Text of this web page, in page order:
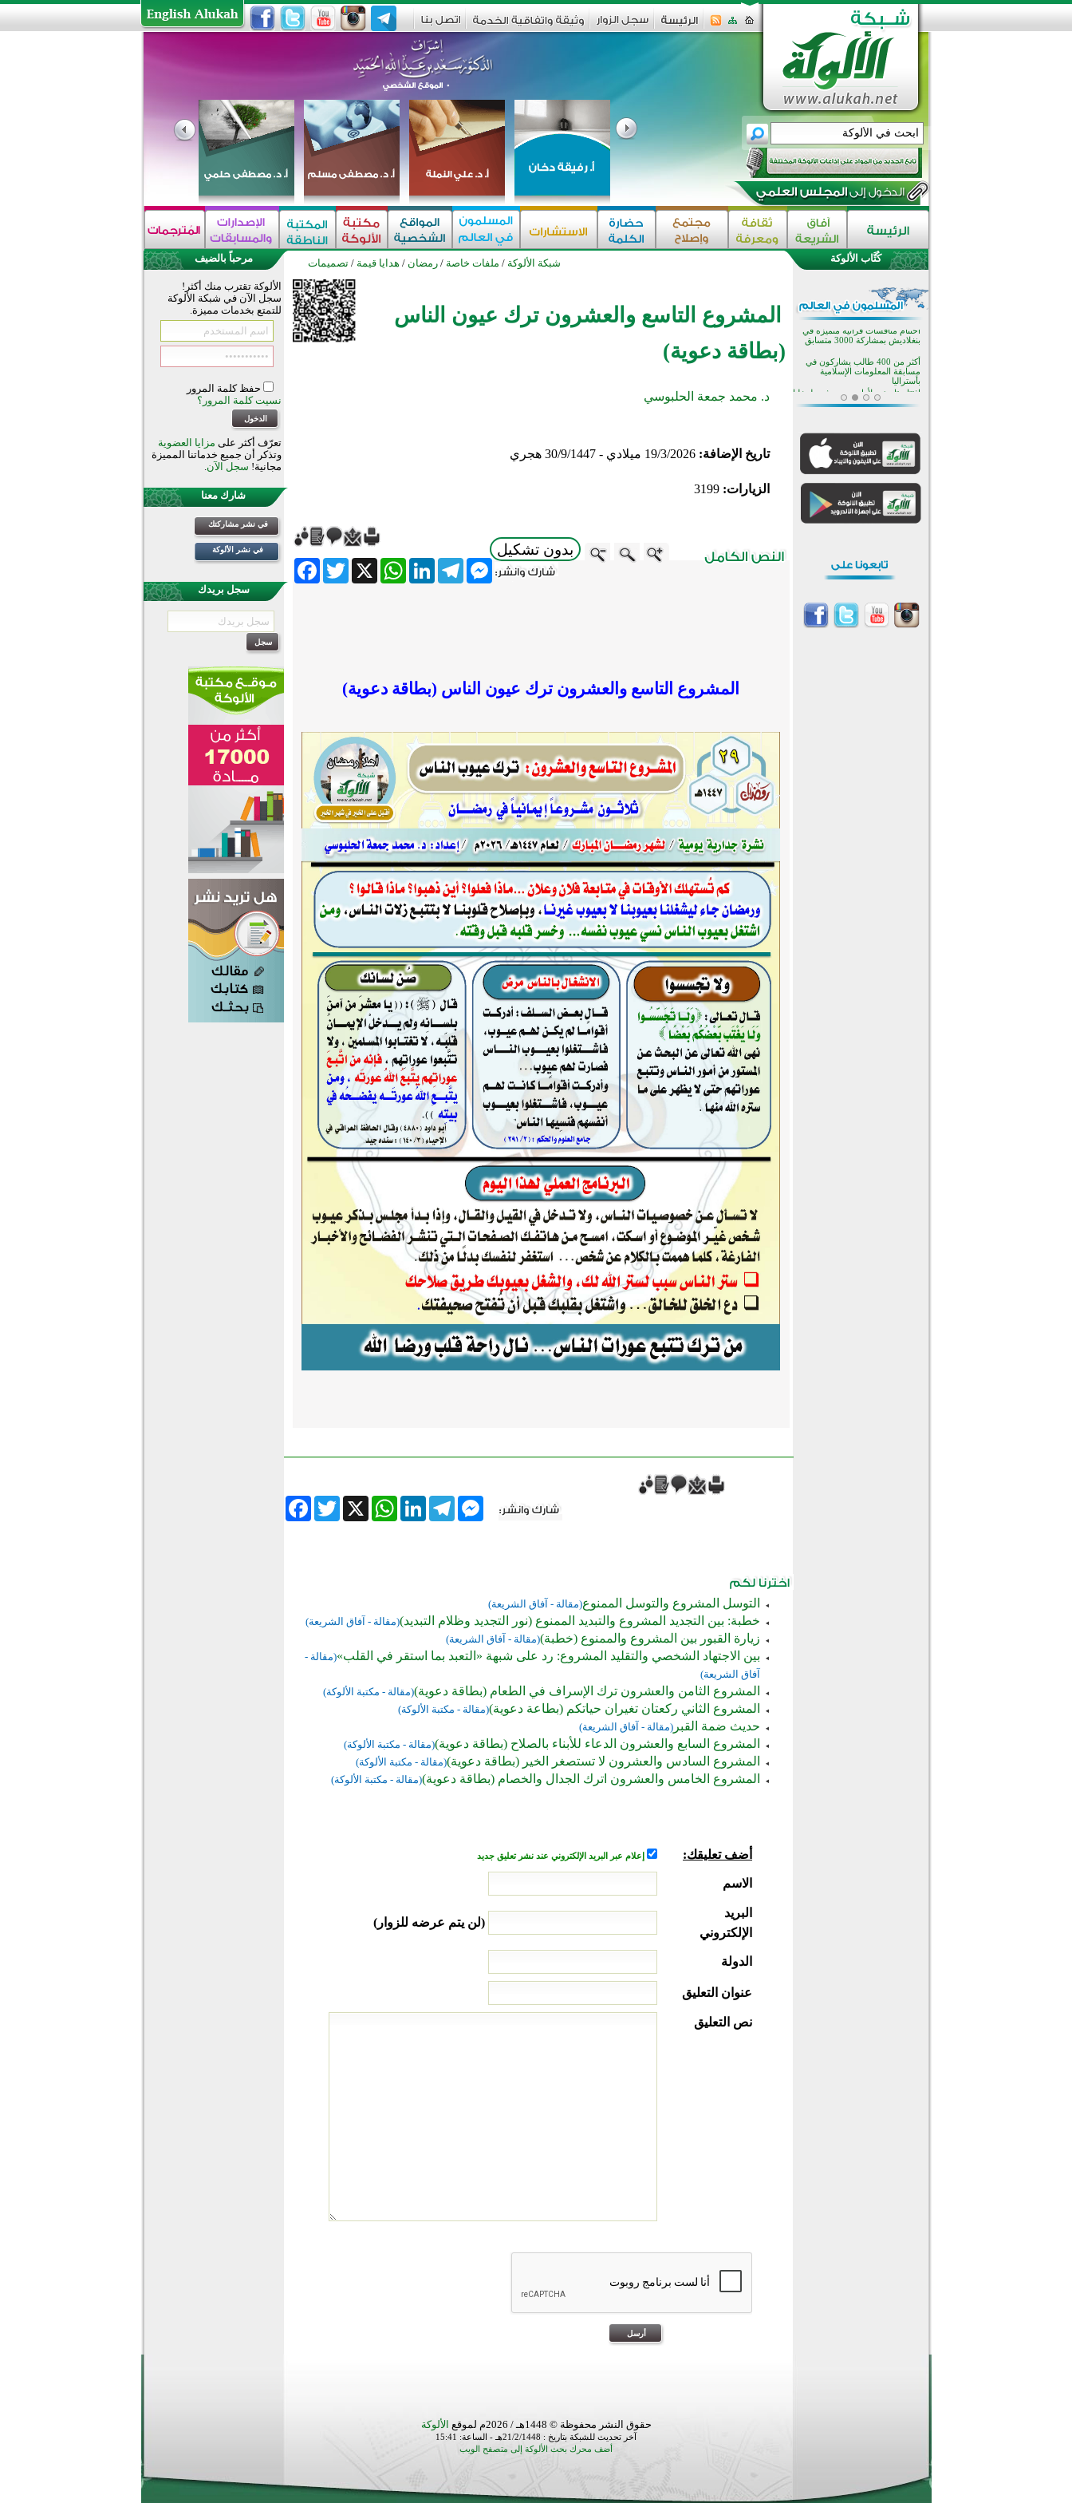
شبكة الألوكة / ملفات خاصة / رمضان / هدايا قيمة / تصميمات
المشروع التاسع والعشرون ترك عيون الناس
(بطاقة دعوية)
د. محمد جمعة الحلبوسي
تاريخ الإضافة:19/3/2026 ميلادي - 30/9/1447 هجري
الزيارات:3199
بدون تشكيل
FacebookTwitter X
WhatsApp
LinkedInTelegram
Messenger
المشروع التاسع والعشرون ترك عيون الناس (بطاقة دعوية)
FacebookTwitter X
WhatsAppLinkedInTelegram
Messenger
التوسل المشروع والتوسل الممنوع(مقالة - آفاق الشريعة)
خطبة: بين التجديد المشروع والتبديد الممنوع (نور التجديد وظلام التبديد)(مقالة - آفاق الشريعة)
زيارة القبور بين المشروع والممنوع (خطبة)(مقالة - آفاق الشريعة)
بين الاجتهاد الشخصي والتقليد المشروع: رد على شبهة «التعبد بما استقر في القلب»(مقالة -
آفاق الشريعة)
المشروع الثامن والعشرون ترك الإسراف في الطعام (بطاقة دعوية)(مقالة - مكتبة الألوكة)
المشروع الثاني ركعتان تغيران حياتكم (بطاعة دعوية)(مقالة - مكتبة الألوكة)
حديث ضمة القبر(مقالة - آفاق الشريعة)
المشروع السابع والعشرون الدعاء للأبناء بالصلاح (بطاقة دعوية)(مقالة - مكتبة الألوكة)
المشروع السادس والعشرون لا تستصغر الخير (بطاقة دعوية)(مقالة - مكتبة الألوكة)
المشروع الخامس والعشرون اترك الجدال والخصام (بطاقة دعوية)(مقالة - مكتبة الألوكة)
أضف تعليقك: إعلام عبر البريد الإلكتروني عند نشر تعليق جديد
الاسم
البريد
الإلكتروني
(لن يتم عرضه للزوار)
الدولة
عنوان التعليق
نص التعليق
مرحباً بالضيف
الألوكة تقترب منك أكثر!
سجل الآن في شبكة الألوكة
للتمتع بخدمات مميزة.
حفظ كلمة المرور
نسيت كلمة المرور؟
تعرّف أكثر على مزايا العضوية
وتذكر أن جميع خدماتنا المميزة
مجانية! سجل الآن.
شارك معنا
في نشر مشاركتك
في نشر الألوكة
سجل بريدك
كُتَّاب الألوكة
اختتام الدورة التاسعة لمسابقة حفظ
وتلاوة القرآن الكريم في أزناكاييف
تيسليتش تختتم برنامجا تعليميا لتعزيز
القيم وبناء الشخصية للشباب
المسلمين
اختتام منافسات قرآنية متميزة في
أكثر من 400 طالب يشاركون في
مسابقة المعلومات الإسلامية
بأستراليا
افتتاح تاريخي لأول مسجد في بلييفليا
بالجبل الأسود منذ أكثر من قرن
منطقة ريبوفسي تحتفل بميلاد
مسجد جديد في أجواء إيمانية مميزة
أكبر مشروع إسلامي في ريف
أستراليا يفتتح أبوابه بعد سنوات من
الصيفية للمسلمين في بينزا
وساراتوف وموردوفيا هذا العام
اختتام الدورة التاسعة لمسابقة حفظ
وتلاوة القرآن الكريم في أزناكاييف
تيسليتش تختتم برنامجا تعليميا لتعزيز
القيم وبناء الشخصية للشباب
المسلمين
اختتام منافسات قرآنية متميزة في
مسابقة المعلومات الإسلامية
حقوق النشر محفوظة © 1448هـ / 2026م لموقع الألوكة
آخر تحديث للشبكة بتاريخ : 21/2/1448هـ - الساعة: 15:41
أضف محرك بحث الألوكة إلى متصفح الويب